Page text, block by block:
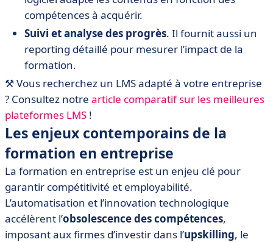
compétences à acquérir.
Suivi et analyse des progrès. Il fournit aussi un
reporting détaillé pour mesurer l’impact de la
formation.
⚒️ Vous recherchez un LMS adapté à votre entreprise
? Consultez notre article comparatif sur les meilleures
plateformes LMS !
Les enjeux contemporains de la
formation en entreprise
La formation en entreprise est un enjeu clé pour
garantir compétitivité et employabilité.
L’automatisation et l’innovation technologique
accélèrent l’obsolescence des compétences,
imposant aux firmes d’investir dans l’upskilling, le